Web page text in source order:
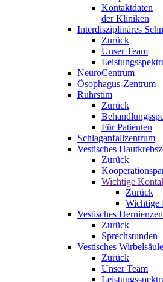
Kontaktdaten
der Kliniken
Interdisziplinäres
Zurück
Unser Team
NeuroCentrum
Ösophagus-Zentrum
Ruhrstim
Zurück
Für Patienten
Schlaganfallzentrum
Vestisches
Zurück
Wichtige
Zurück
Wichtige
Vestisches
Zurück
Sprechstunden
Vestisches
Zurück
Unser Team